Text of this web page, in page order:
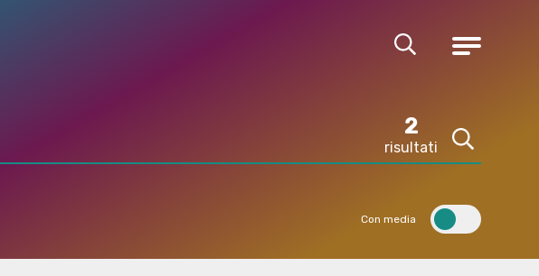
Cerca Menu
2
risultati
Cerca
Con media